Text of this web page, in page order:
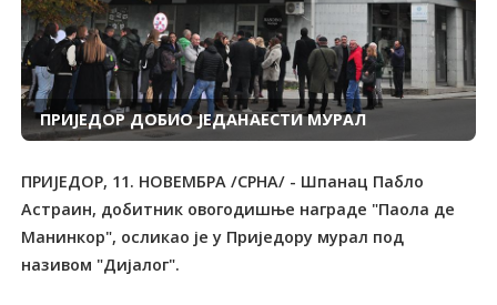
ПРИЈЕДОР ДОБИО ЈЕДАНАЕСТИ МУРАЛ
ПРИЈЕДОР, 11. НОВЕМБРА /СРНА/ - Шпанац Пабло
Астраин, добитник овогодишње награде "Паола де
Манинкор", осликао је у Приједору мурал под
називом "Дијалог".